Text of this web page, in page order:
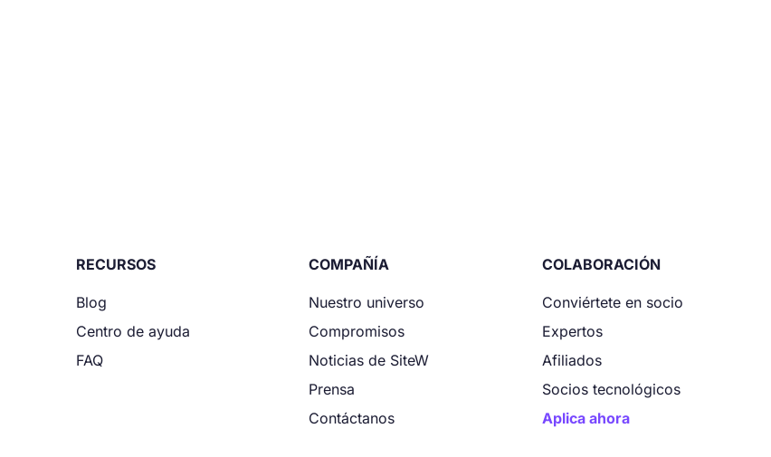
RECURSOS
Blog
Centro de ayuda
FAQ
COMPAÑÍA
Nuestro universo
Compromisos
Noticias de SiteW
Prensa
Contáctanos
COLABORACIÓN
Conviértete en socio
Expertos
Afiliados
Socios tecnológicos
Aplica ahora